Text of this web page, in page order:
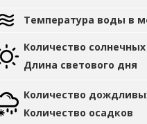
Температура воды в
Количество
Длина светового дня
Количество
Количество осадков